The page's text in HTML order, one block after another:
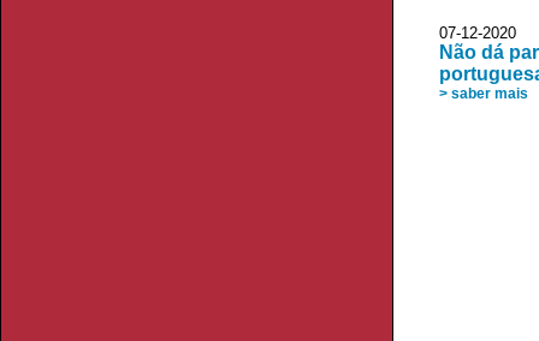
07-12-2020
Não dá
> saber mais